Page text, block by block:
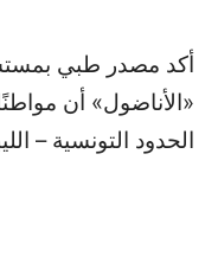
أكد مصدر طبي
«الأناضول» أن
الحدود التونسية –